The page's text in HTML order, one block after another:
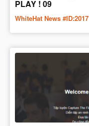
PLAY ! 09
WhiteHat News #ID:2017